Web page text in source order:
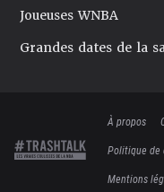
Joueuses WNBA
Grandes dates de la
À propos
Politique
Mentions